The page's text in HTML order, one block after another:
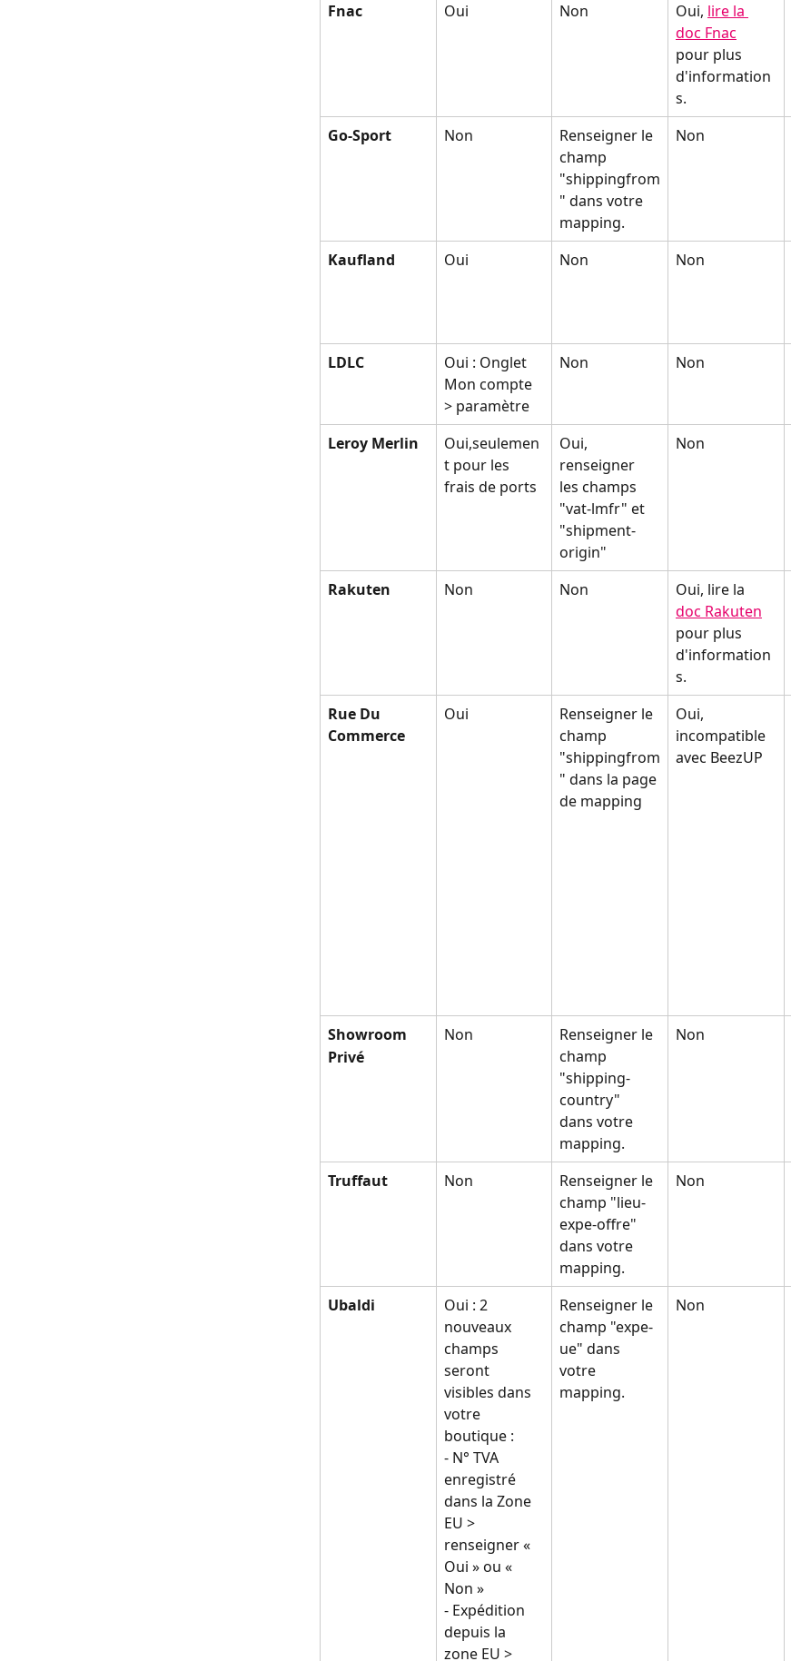
Fnac Oui Non Oui, lire la
doc Fnac
pour plus
d'information
s.
Go-Sport
Non
Renseigner le
champ
"shippingfrom
" dans votre
mapping.
Non
Kaufland Oui Non Non
LDLC
Oui : Onglet
Mon compte
> paramètre
Non Non
Leroy Merlin
Oui,seulemen
t pour les
frais de ports
Oui,
renseigner
les champs
"vat-lmfr" et
"shipment-
origin"
Non
Rakuten Non Non
Oui, lire la
doc Rakuten
pour plus
d'information
s.
Rue Du
Commerce
Oui
Renseigner le
champ
"shippingfrom
" dans la page
de mapping
Oui,
incompatible
avec BeezUP
Showroom
Privé
Non
Renseigner le
champ
"shipping-
country"
dans votre
mapping.
Non
Truffaut Non
Renseigner le
champ "lieu-
expe-offre"
dans votre
mapping.
Non
Ubaldi
Oui : 2
nouveaux
champs
seront
visibles dans
votre
boutique :
- N° TVA
enregistré
dans la Zone
EU >
renseigner «
Oui » ou «
Non »
- Expédition
depuis la
zone EU >
Renseigner le
champ "expe-
ue" dans
votre
mapping.
Non